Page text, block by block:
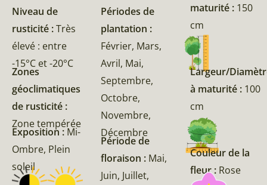
Niveau de
rusticité :Très
élevé : entre
-15°C et -20°C
Zones
géoclimatiques
de rusticité :
Zone tempérée
Exposition :Mi-
Ombre, Plein
soleil
Périodes de
plantation :
Février, Mars,
Avril, Mai,
Septembre,
Octobre,
Novembre,
Décembre
Période de
floraison : Mai,
Juin, Juillet,
maturité : 150
cm
Largeur/
à maturité : 100
cm
Couleur de la
fleur : Rose